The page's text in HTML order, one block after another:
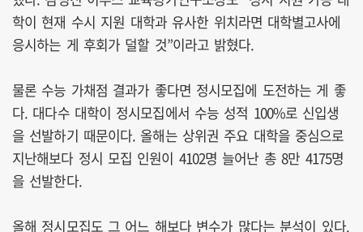
학이 현재 수시 지원 대학과 유사한 위치라면 대학별고사에
응시하는 게 후회가 덜할 것”이라고 밝혔다.
물론 수능 가채점 결과가 좋다면 정시모집에 도전하는 게 좋
다. 대다수 대학이 정시모집에서 수능 성적 100%로 신입생
을 선발하기 때문이다. 올해는 상위권 주요 대학을 중심으로
지난해보다 정시 모집 인원이 4102명 늘어난 총 8만 4175명
을 선발한다.
올해 정시모집도 그 어느 해보다 변수가 많다는 분석이 있다.